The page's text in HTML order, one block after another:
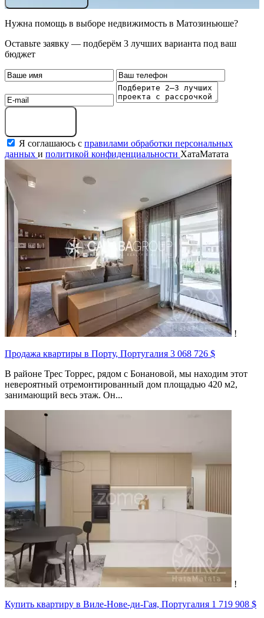
Нужна помощь в выборе недвижимость в Матозиньюше?
Оставьте заявку — подберём 3 лучших варианта под ваш
бюджет
Я соглашаюсь с правилами обработки персональных
данных и политикой конфиденциальности ХатаМатата
!
Продажа квартиры в Порту, Португалия 3 068 726 $
В районе Трес Торрес, рядом с Бонановой, мы находим этот
невероятный отремонтированный дом площадью 420 м2,
занимающий весь этаж. Он...
!
Купить квартиру в Виле-Нове-ди-Гая, Португалия 1 719 908 $